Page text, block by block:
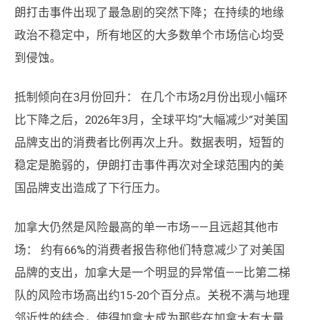
朗打击事件出现了最急剧的突然下降；在持续的地缘
政治不稳定中，所有地区的大多数单个市场信心均受
到侵蚀。
抵制倾向在3月份回升： 在几个市场2月份出现小幅环
比下降之后，2026年3月，全球平均“大幅减少”对美国
品牌支出的消费者比例再次上升。数据表明，短暂的
稳定是脆弱的，伊朗打击事件再次对全球范围内的美
国品牌支出造成了下行压力。
加拿大仍然是风险最高的单一市场——且远超其他市
场： 约有66%的消费者报告称他们特意减少了对美国
品牌的支出，加拿大是一个明显的异常值——比第二梯
队的风险市场高出约15-20个百分点。关税不满与地理